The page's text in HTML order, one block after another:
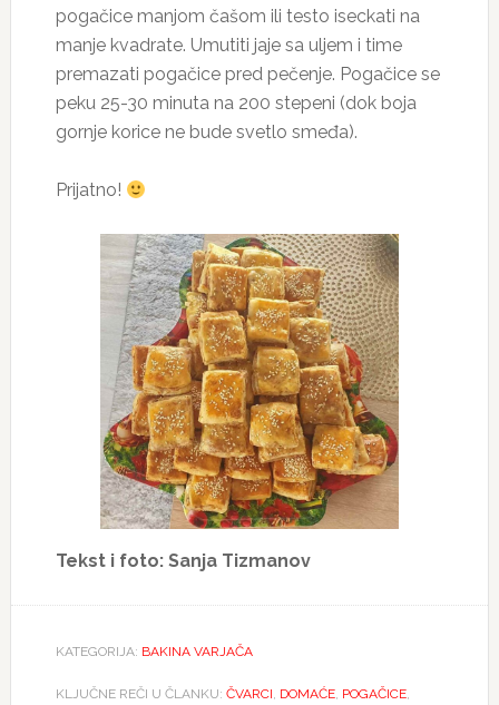
pogačice manjom čašom ili testo iseckati na
manje kvadrate. Umutiti jaje sa uljem i time
premazati pogačice pred pečenje. Pogačice se
peku 25-30 minuta na 200 stepeni (dok boja
gornje korice ne bude svetlo smeđa).
Prijatno!
Tekst i foto: Sanja Tizmanov
KATEGORIJA: BAKINA VARJAČA
KLJUČNE REČI U ČLANKU: ČVARCI, DOMAĆE, POGAČICE,